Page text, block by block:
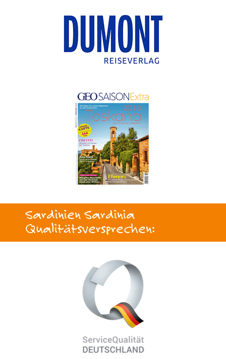
Sardinien Sardinia
Qualitätsversprechen: